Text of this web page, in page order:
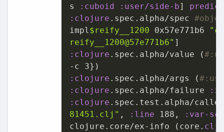
s
:cuboid :user/side-b]
:clojure .spec.alpha/spec
impl$reify__1200 0x57e771b6
reify__1200@57e771b6"
:clojure .spec.alpha/value (
-c 3
:clojure .spec.alpha/args (
:clojure .spec.alpha/failure
:clojure .spec.test.alpha/
81451.clj" , :line 188 ,
:var-
clojure.core/ex-info (core. clj: